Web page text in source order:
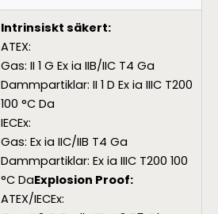
Intrinsiskt säkert:
ATEX:
Gas: II 1 G Ex ia IIB/IIC T4 Ga
Dammpartiklar: II 1 D Ex ia IIIC T200
100 °C Da
IECEx:
Gas: Ex ia IIC/IIB T4 Ga
Dammpartiklar: Ex ia IIIC T200 100
°C DaExplosion Proof:
ATEX/IECEx: